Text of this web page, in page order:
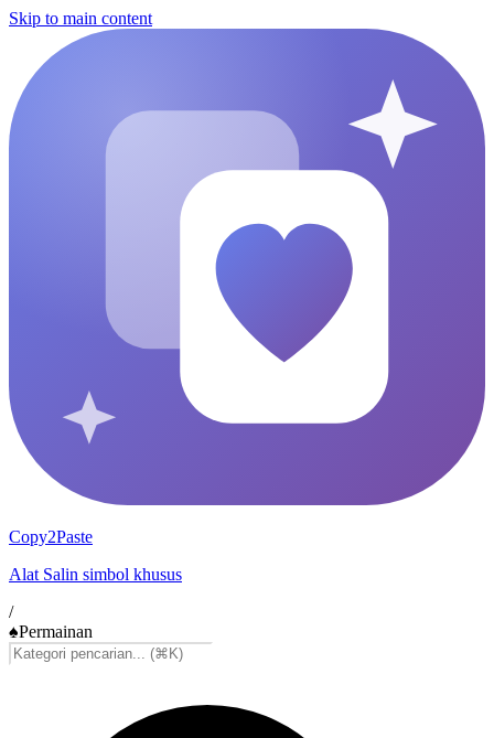
Skip to main content
Copy2Paste
Alat Salin simbol khusus
/
♠️Permainan